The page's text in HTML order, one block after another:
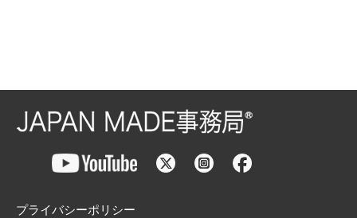
プライバシーポリシー